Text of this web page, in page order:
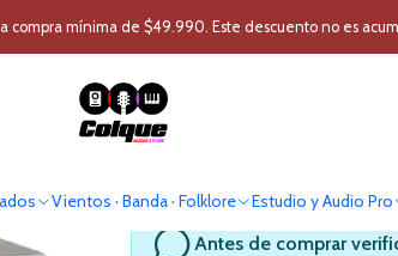
Vientos · Banda · Folklore Estudio y Audio Pro
compra mínima de $49.990. Este descuento no es
Otros instrumentos de Percusion Cajon Peruano
Cajon Peruano
Antes de comprar